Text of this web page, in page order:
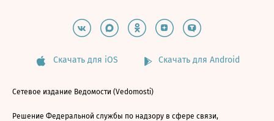
Скачать для iOS Скачать для Android
Сетевое издание Ведомости (Vedomosti)
Решение Федеральной службы по надзору в сфере связи,